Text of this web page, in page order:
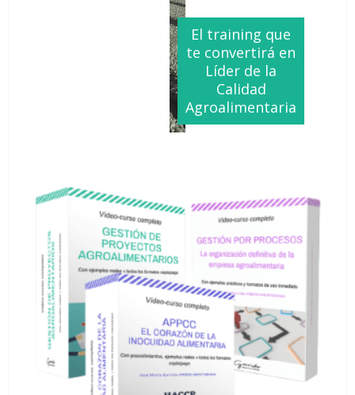
El training que
te convertirá en
Líder de la
Calidad
Agroalimentaria